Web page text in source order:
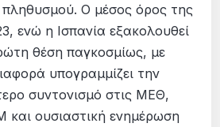
Ο μέσος όρος της
ενώ η Ισπανία εξακολουθεί
θέση παγκοσμίως, με
υπογραμμίζει την
συντονισμό στις ΜΕΘ,
και ουσιαστική ενημέρωση